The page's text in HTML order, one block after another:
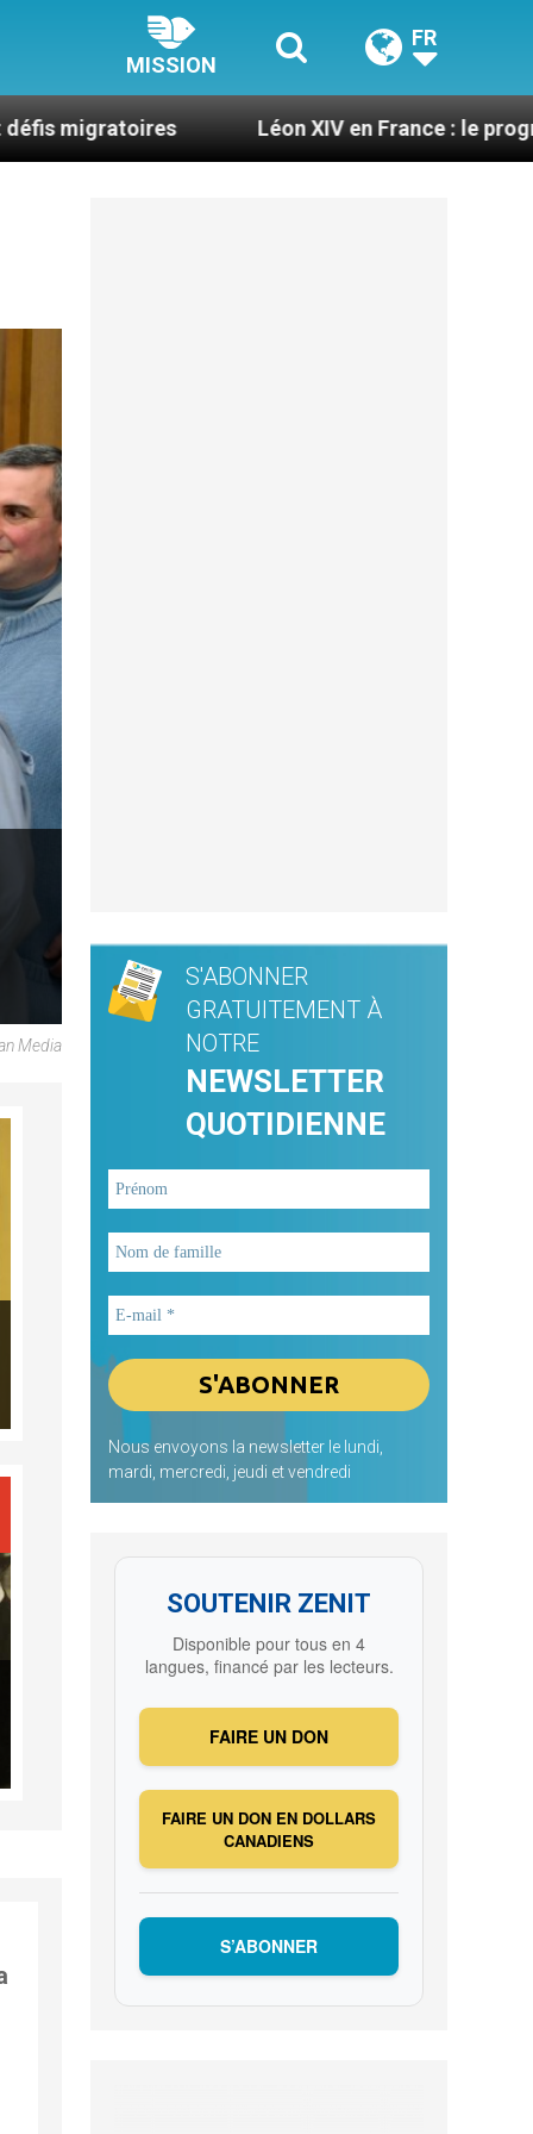
MISSION
FR
Léon XIV en France : le programme
Media
S'ABONNER
GRATUITEMENT À
NOTRE
NEWSLETTER
QUOTIDIENNE
Nous envoyons la newsletter le lundi,
mardi, mercredi, jeudi et vendredi
SOUTENIR ZENIT
Disponible pour tous en 4
langues, financé par les lecteurs.
FAIRE UN DON
FAIRE UN DON EN DOLLARS
CANADIENS
S’ABONNER